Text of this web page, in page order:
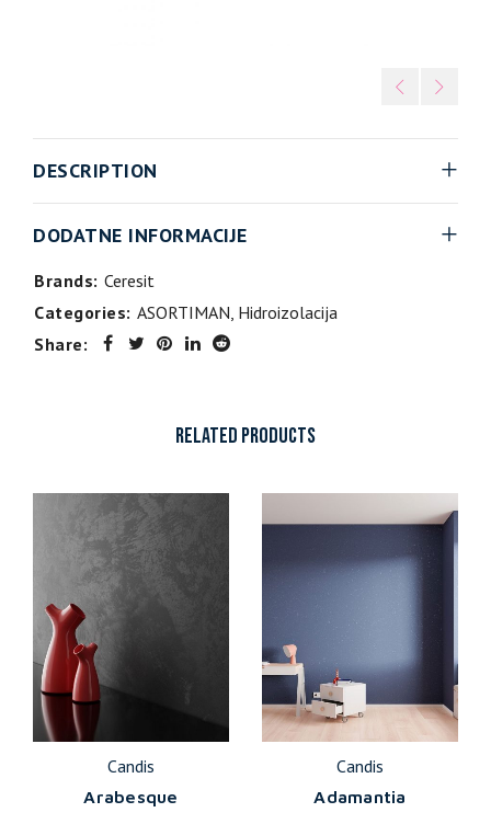
DESCRIPTION
DODATNE INFORMACIJE
Brands: Ceresit
Categories: ASORTIMAN, Hidroizolacija
Share:
RELATED PRODUCTS
Candis
Arabesque
Candis
Adamantia